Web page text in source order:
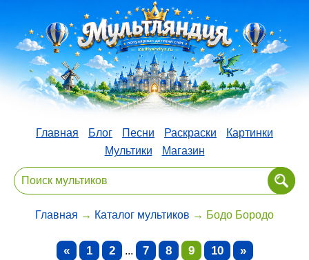
Главная Блог Песни Раскраски
Картинки
Мультики
Магазин
Главная → Каталог мультиков → Бодо Бородо
« 1 2 ... 7 8 9 10 »